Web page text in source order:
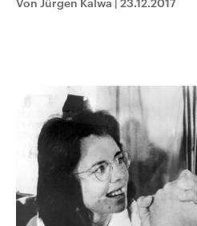
Wahlprogramme, aktuelle Berichte